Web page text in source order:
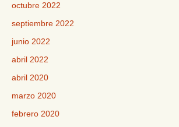
octubre 2022
septiembre 2022
junio 2022
abril 2022
abril 2020
marzo 2020
febrero 2020